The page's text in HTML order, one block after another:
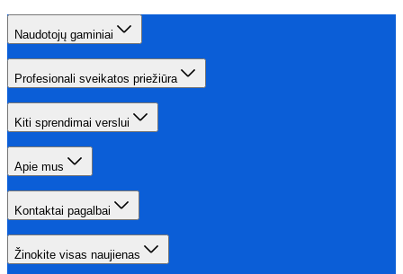
Naudotojų gaminiai
Profesionali sveikatos priežiūra
Kiti sprendimai verslui
Apie mus
Kontaktai pagalbai
Žinokite visas naujienas